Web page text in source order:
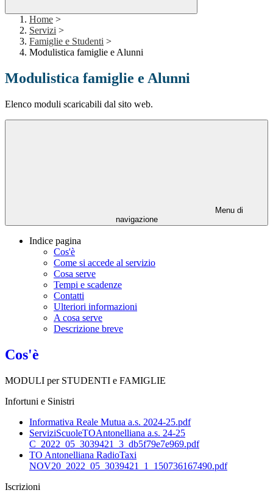
Home >
Servizi >
Famiglie e Studenti >
Modulistica famiglie e Alunni
Modulistica famiglie e Alunni
Elenco moduli scaricabili dal sito web.
Menu di
navigazione
Indice pagina
Cos'è
Come si accede al servizio
Cosa serve
Tempi e scadenze
Contatti
Ulteriori informazioni
A cosa serve
Descrizione breve
Cos'è
MODULI per STUDENTI e FAMIGLIE
Infortuni e Sinistri
Informativa Reale Mutua a.s. 2024-25.pdf
ServiziScuoleTOAntonelliana a.s. 24-25
C_2022_05_3039421_3_db5f79e7e969.pdf
TO Antonelliana RadioTaxi
NOV20_2022_05_3039421_1_150736167490.pdf
Iscrizioni